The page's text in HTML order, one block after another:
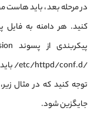
در مرحله بعد، باید هاست
کنید. هر دامنه به
/etc/httpd/conf.d/ باید ذخیره شوند.
جایگزین شود.